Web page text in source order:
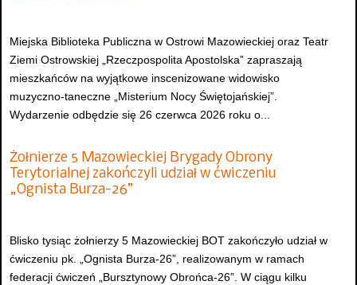
Miejska Biblioteka Publiczna w Ostrowi Mazowieckiej oraz Teatr
Ziemi Ostrowskiej „Rzeczpospolita Apostolska” zapraszają
mieszkańców na wyjątkowe inscenizowane widowisko
muzyczno-taneczne „Misterium Nocy Świętojańskiej”.
Wydarzenie odbędzie się 26 czerwca 2026 roku o...
Żołnierze 5 Mazowieckiej Brygady Obrony
Terytorialnej zakończyli udział w ćwiczeniu
„Ognista Burza-26”
Blisko tysiąc żołnierzy 5 Mazowieckiej BOT zakończyło udział w
ćwiczeniu pk. „Ognista Burza-26”, realizowanym w ramach
federacji ćwiczeń „Bursztynowy Obrońca-26”. W ciągu kilku